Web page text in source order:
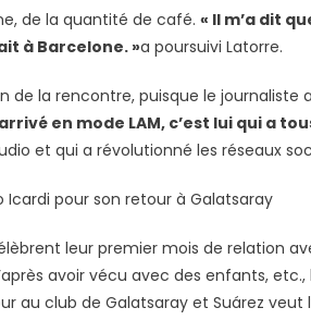
Potins
de la quantité de café. « Il m’a dit
à Barcelone. »a poursuivi Latorre.
de la rencontre, puisque le journaliste
en mode LAM, c’est lui qui a
et qui a révolutionné les réseaux
Icardi pour son retour à Galatsaray
leur premier mois de relation
avoir vécu avec des enfants,
au club de Galatsaray et Suárez veut